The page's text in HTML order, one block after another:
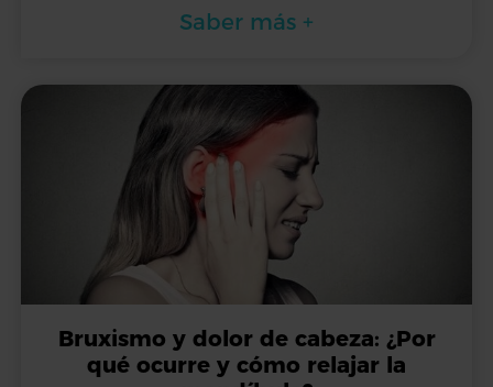
Saber más +
Bruxismo y dolor de cabeza: ¿Por
qué ocurre y cómo relajar la